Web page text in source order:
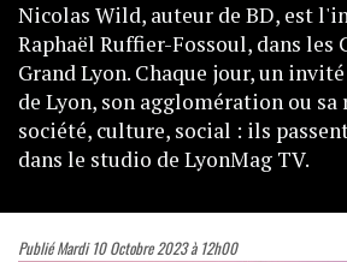
Nicolas Wild, auteur de BD, est
Raphaël Ruffier-Fossoul, dans les
Grand Lyon. Chaque jour, un
de Lyon, son agglomération ou
société, culture, social : ils
dans le studio de LyonMag TV.
Publié Mardi 10 Octobre 2023 à 12h00